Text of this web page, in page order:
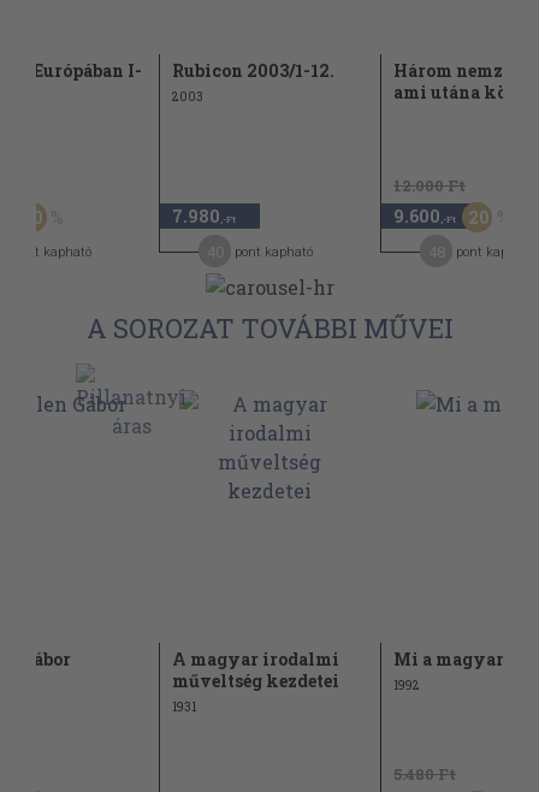
Európában I-
30
pont kapható
Rubicon 2003/1-12.
2003
7.980 ,-Ft
pont kapható
Három
ami utána
12.000 Ft
9.600 ,-Ft 20
pont kapható
A SOROZAT TOVÁBBI MŰVEI
Gábor
A magyar irodalmi
műveltség kezdetei
1931
Mi a magyar?
1992
5.480 Ft